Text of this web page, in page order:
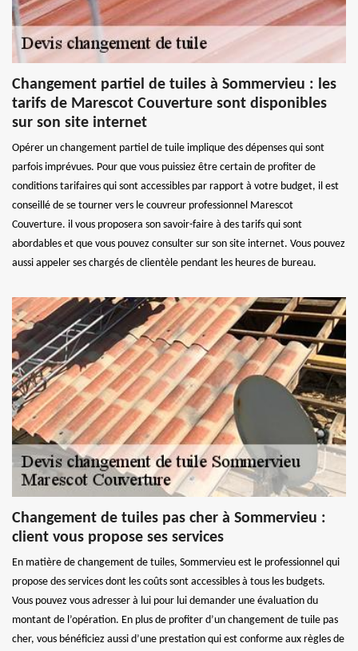
Changement partiel de tuiles à Sommervieu : les
tarifs de Marescot Couverture sont disponibles
sur son site internet
Opérer un changement partiel de tuile implique des dépenses qui sont
parfois imprévues. Pour que vous puissiez être certain de profiter de
conditions tarifaires qui sont accessibles par rapport à votre budget, il est
conseillé de se tourner vers le couvreur professionnel Marescot
Couverture. il vous proposera son savoir-faire à des tarifs qui sont
abordables et que vous pouvez consulter sur son site internet. Vous pouvez
aussi appeler ses chargés de clientèle pendant les heures de bureau.
Changement de tuiles pas cher à Sommervieu :
client vous propose ses services
En matière de changement de tuiles, Sommervieu est le professionnel qui
propose des services dont les coûts sont accessibles à tous les budgets.
Vous pouvez vous adresser à lui pour lui demander une évaluation du
montant de l’opération. En plus de profiter d’un changement de tuile pas
cher, vous bénéficiez aussi d’une prestation qui est conforme aux règles de